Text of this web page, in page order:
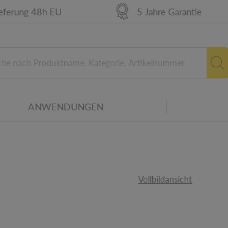
48h EU 5 Jahre Garantie
ANWENDUNGEN
Vollbildansicht
Betriebsmittel für verschiedene
die Widerstandsfähigkeit von Gehäusen
Beanspruchung, insbesondere